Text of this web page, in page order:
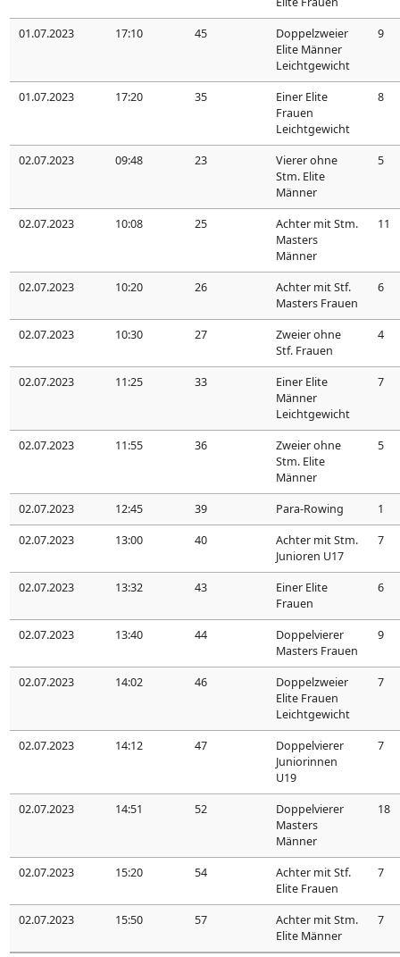
01.07.2023 17:10 45
Doppelzweier
Elite Männer
Leichtgewicht
9
01.07.2023 17:20 35
Einer Elite
Frauen
Leichtgewicht
8
02.07.2023 09:48 23
Vierer ohne
Stm. Elite
Männer
5
02.07.2023 10:08 25
Achter mit Stm.
Masters
Männer
11
02.07.2023 10:20 26
Achter mit Stf.
Masters Frauen
6
02.07.2023 10:30 27
Zweier ohne
Stf. Frauen
4
02.07.2023 11:25 33
Einer Elite
Männer
Leichtgewicht
7
02.07.2023 11:55 36
Zweier ohne
Stm. Elite
Männer
5
02.07.2023 12:45 39 Para-Rowing 1
02.07.2023 13:00 40
Achter mit Stm.
Junioren U17
7
02.07.2023 13:32 43
Einer Elite
Frauen
6
02.07.2023 13:40 44
Doppelvierer
Masters Frauen
9
02.07.2023 14:02 46
Doppelzweier
Elite Frauen
Leichtgewicht
7
02.07.2023 14:12 47
Doppelvierer
Juniorinnen
U19
7
02.07.2023 14:51 52
Doppelvierer
Masters
Männer
18
02.07.2023 15:20 54
Achter mit Stf.
Elite Frauen
7
02.07.2023 15:50 57
Achter mit Stm.
Elite Männer
7